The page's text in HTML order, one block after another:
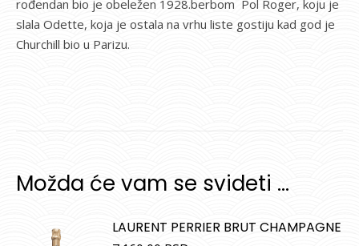
rođendan bio je obeležen 1928.berbom Pol Roger, koju je
slala Odette, koja je ostala na vrhu liste gostiju kad god je
Churchill bio u Parizu.
Možda će vam se svideti …
LAURENT PERRIER BRUT CHAMPAGNE